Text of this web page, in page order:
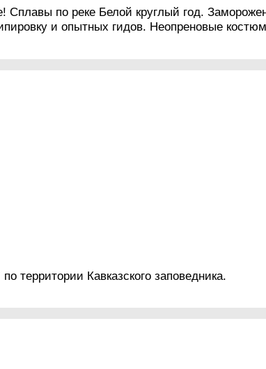
Сплавы по реке Белой круглый год.
и опытных гидов. Неопреновые
территории Кавказского заповедника.